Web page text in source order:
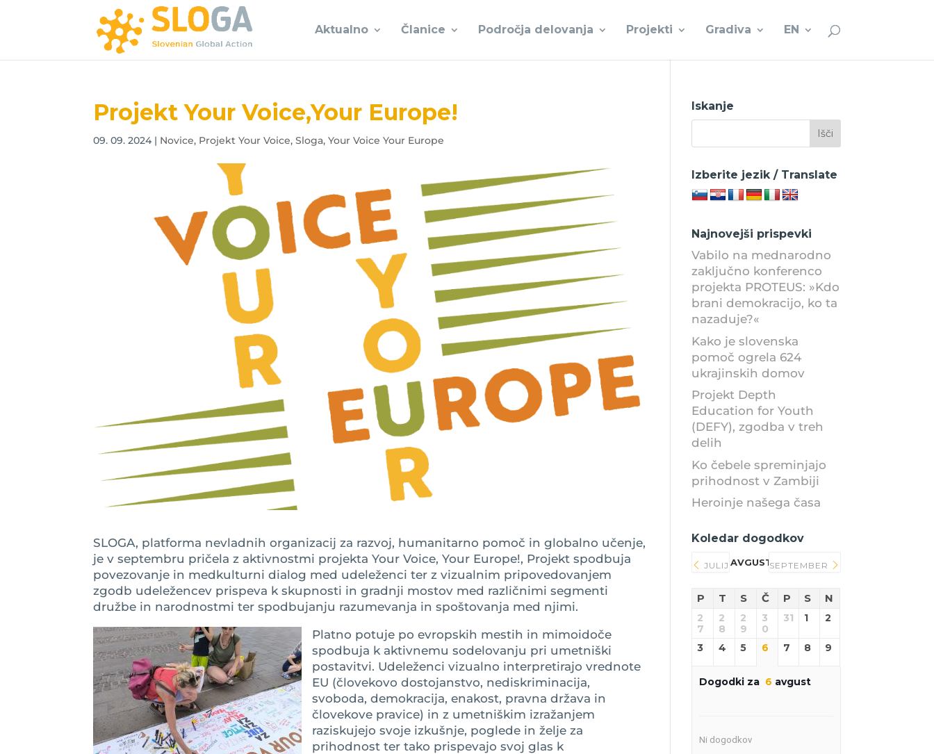
Aktualno Članice Področja delovanja Projekti Gradiva EN
Projekt Your Voice,Your Europe!
09. 09. 2024 | Novice, Projekt Your Voice,Sloga,Your Voice Your Europe
SLOGA, platforma nevladnih organizacij za razvoj, humanitarno pomoč in globalno učenje,
je v septembru pričela z aktivnostmi projekta Your Voice, Your Europe!, Projekt spodbuja
povezovanje in medkulturni dialog med udeleženci ter z vizualnim pripovedovanjem
zgodb udeležencev prispeva k skupnosti in gradnji mostov med različnimi segmenti
družbe in narodnostmi ter spodbujanju razumevanja in spoštovanja med njimi.
Platno potuje po evropskih mestih in mimoidoče
spodbuja k aktivnemu sodelovanju pri umetniški
postavitvi. Udeleženci vizualno interpretirajo vrednote
EU (človekovo dostojanstvo, nediskriminacija,
svoboda, demokracija, enakost, pravna država in
človekove pravice) in z umetniškim izražanjem
raziskujejo svoje izkušnje, poglede in želje za
prihodnost ter tako prispevajo svoj glas k
Iskanje
Izberite jezik / Translate
Najnovejši prispevki
Vabilo na mednarodno
zaključno konferenco
projekta PROTEUS: »Kdo
brani demokracijo, ko ta
nazaduje?«
Kako je slovenska
pomoč ogrela 624
ukrajinskih domov
Projekt Depth
Education for Youth
(DEFY), zgodba v treh
delih
Ko čebele spreminjajo
prihodnost v Zambiji
Heroinje našega časa
Koledar dogodkov
JULIJ AVGUST 2026
SEPTEMBER
P T S Č P S N
2
7
2
8
2
9
3
0
31 1 2
3 4 5 6 7 8 9
Dogodki za 6 avgust
Ni dogodkov